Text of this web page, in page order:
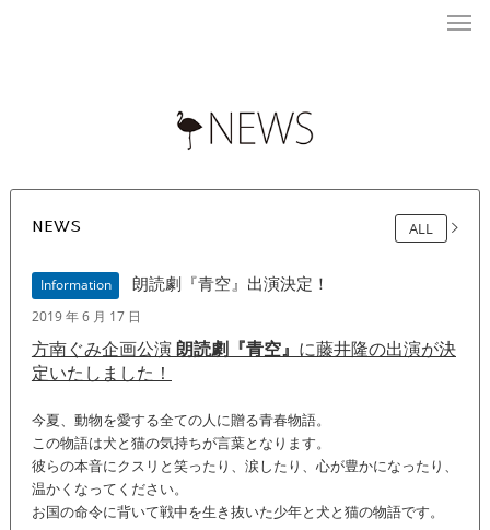
NEWS ALL
Information 朗読劇『青空』出演決定！
2019 年 6 月 17 日
方南ぐみ企画公演朗読劇『青空』 に藤井隆の出演が決
定いたしました！
今夏、動物を愛する全ての人に贈る青春物語。
この物語は犬と猫の気持ちが言葉となります。
彼らの本音にクスリと笑ったり、涙したり、心が豊かになったり、
温かくなってください。
お国の命令に背いて戦中を生き抜いた少年と犬と猫の物語です。